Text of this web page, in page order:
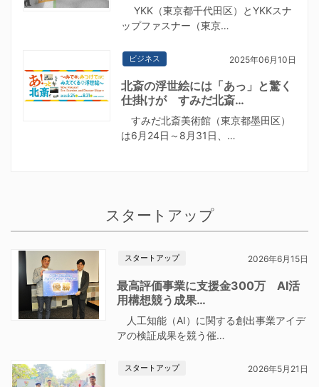
YKK（東京都千代田区）とYKKスナ
ップファスナー（東京…
ビジネス 2025年06月10日
北斎の浮世絵には「あっ」と驚く
仕掛けが すみだ北斎…
すみだ北斎美術館（東京都墨田区）
は6月24日～8月31日、…
スタートアップ
スタートアップ 2026年6月15日
最高評価事業に支援金300万 AI活
用構想競う成果…
人工知能（AI）に関する創出事業アイデ
アの検証成果を競う催…
スタートアップ 2026年5月21日